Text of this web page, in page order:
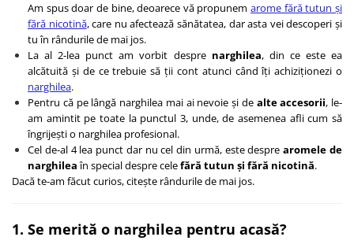
Am spus doar de bine, deoarece vă propunemarome fără tutun și
fără nicotină, care nu afectează sănătatea, dar asta vei descoperi și
tu în rândurile de mai jos.
La al 2-lea punct am vorbit despre narghilea, din ce este ea
alcătuită și de ce trebuie să ții cont atunci când îți achiziționezi o
narghilea.
Pentru că pe lângă narghilea mai ai nevoie și de alte accesorii, le-
am amintit pe toate la punctul 3, unde, de asemenea afli cum să
îngrijești o narghilea profesional.
Cel de-al 4 lea punct dar nu cel din urmă, este desprearomele de
narghileaîn special despre celefără tutun și fără nicotină.
Dacă te-am făcut curios, citește rândurile de mai jos.
1. Se merită o narghilea pentru acasă?